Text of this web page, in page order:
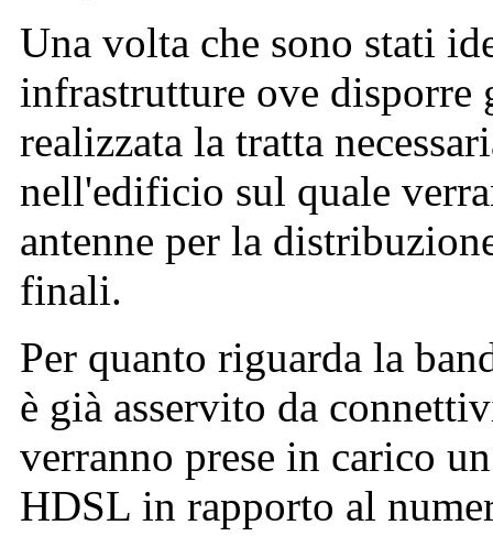
Una volta che sono stati
infrastrutture ove disporre
realizzata la tratta
nell'edificio sul quale
antenne per la
finali.
Per quanto riguarda la
è già asservito da
verranno prese in carico
HDSL in rapporto al